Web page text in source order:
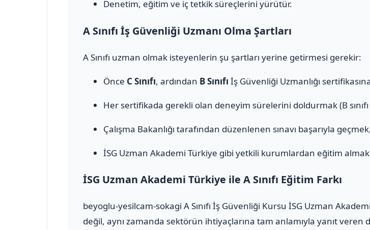
Denetim, eğitim ve iç tetkik süreçlerini yürütür.
A Sınıfı İş Güvenliği Uzmanı Olma Şartları
A Sınıfı uzman olmak isteyenlerin şu şartları yerine getirmesi gerekir:
Önce C Sınıfı, ardından B Sınıfı İş Güvenliği Uzmanlığı
Her sertifikada gerekli olan deneyim sürelerini doldurmak (B sınıfı
Çalışma Bakanlığı tarafından düzenlenen sınavı başarıyla
İSG Uzman Akademi Türkiye gibi yetkili kurumlardan eğitim
İSG Uzman Akademi Türkiye ile A Sınıfı Eğitim Farkı
beyoglu-yesilcam-sokagi A Sınıfı İş Güvenliği Kursu İSG Uzman
değil, aynı zamanda sektörün ihtiyaçlarına tam anlamıyla yanıt